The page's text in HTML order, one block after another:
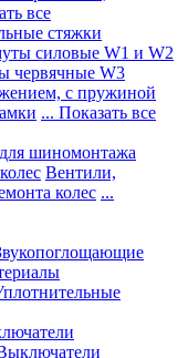
все
стяжки
силовые W1 и W2
червячные W3
с пружиной
... Показать все
шиномонтажа
Вентили,
колес ...